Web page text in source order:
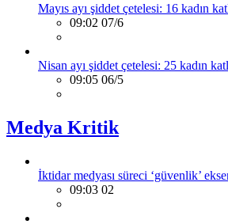
Mayıs ayı şiddet çetelesi: 16 kadın
09:02 07/6
Nisan ayı şiddet çetelesi: 25 kadın
09:05 06/5
Medya Kritik
İktidar medyası süreci ‘güvenlik’
09:03 02